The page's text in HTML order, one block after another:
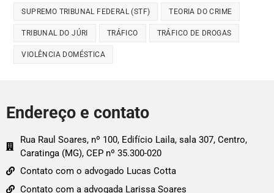
SUPREMO TRIBUNAL FEDERAL (STF) TEORIA DO CRIME
TRIBUNAL DO JÚRI TRÁFICO TRÁFICO DE DROGAS
VIOLÊNCIA DOMÉSTICA
Endereço e contato
Rua Raul Soares, nº 100, Edifício Laila, sala 307, Centro,
Caratinga (MG), CEP nº 35.300-020
Contato com o advogado Lucas Cotta
Contato com a advogada Larissa Soares